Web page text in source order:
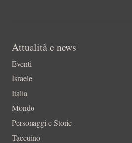
Attualità e news
Eventi
Israele
Italia
Mondo
Personaggi e Storie
Taccuino